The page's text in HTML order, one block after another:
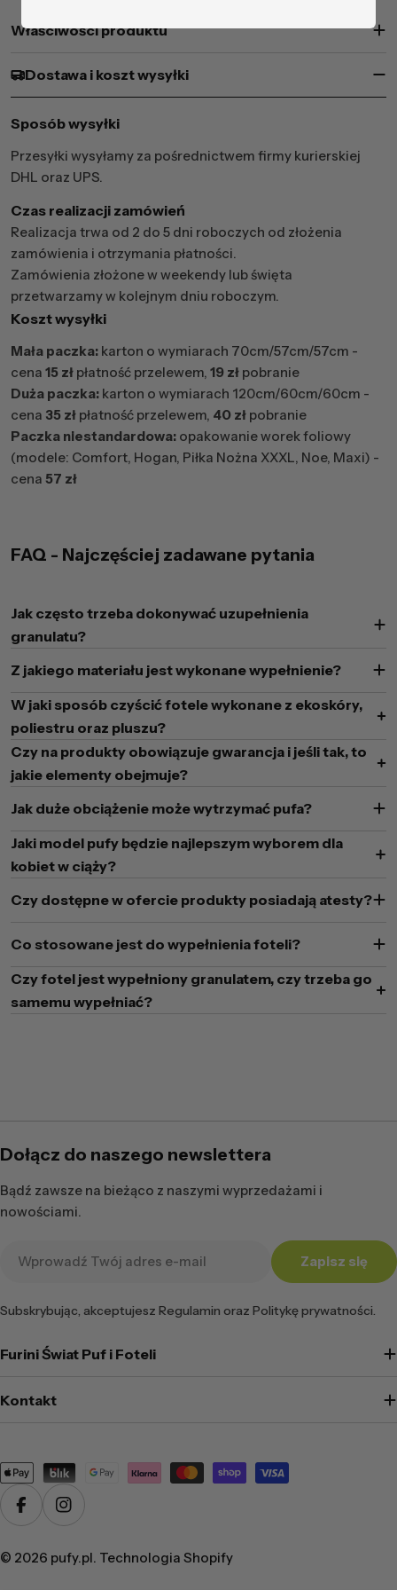
Właściwości produktu
Dostawa i koszt wysyłki
Sposób wysyłki
Przesyłki wysyłamy za pośrednictwem firmy kurierskiej
DHL oraz UPS.
Czas realizacji zamówień
Realizacja trwa od 2 do 5 dni roboczych od złożenia
zamówienia i otrzymania płatności.
Zamówienia złożone w weekendy lub święta
przetwarzamy w kolejnym dniu roboczym.
Koszt wysyłki
Mała paczka: karton o wymiarach 70cm/57cm/57cm -
cena 15 zł płatność przelewem, 19 zł pobranie
Duża paczka: karton o wymiarach 120cm/60cm/60cm -
cena 35 zł płatność przelewem, 40 zł pobranie
Paczka niestandardowa: opakowanie worek foliowy
(modele: Comfort, Hogan, Piłka Nożna XXXL, Noe, Maxi) -
cena 57 zł
FAQ - Najczęściej zadawane pytania
Jak często trzeba dokonywać uzupełnienia
granulatu?
Z jakiego materiału jest wykonane wypełnienie?
W jaki sposób czyścić fotele wykonane z ekoskóry,
poliestru oraz pluszu?
Czy na produkty obowiązuje gwarancja i jeśli tak, to
jakie elementy obejmuje?
Jak duże obciążenie może wytrzymać pufa?
Jaki model pufy będzie najlepszym wyborem dla
kobiet w ciąży?
Czy dostępne w ofercie produkty posiadają atesty?
Co stosowane jest do wypełnienia foteli?
Czy fotel jest wypełniony granulatem, czy trzeba go
samemu wypełniać?
Dołącz do naszego newslettera
Bądź zawsze na bieżąco z naszymi wyprzedażami i
nowościami.
Zapisz się
Subskrybując, akceptujesz Regulamin oraz Politykę prywatności.
Furini Świat Puf i Foteli
Kontakt
Metody
płatności
FacebookInstagram
© 2026 pufy.pl. Technologia Shopify